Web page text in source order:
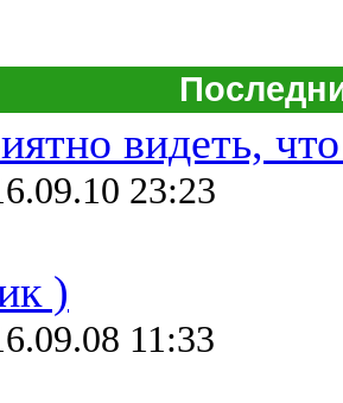
видеть,
23:23
)
11:33